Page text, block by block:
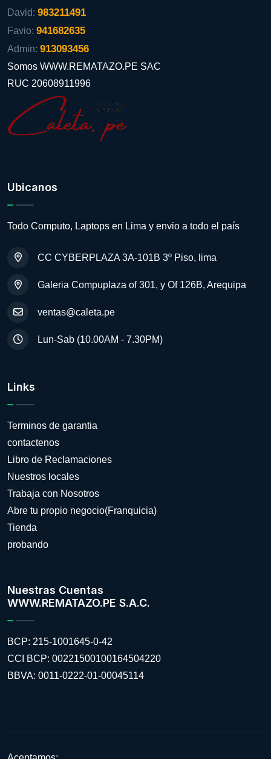
David: 983211491
Favio: 941682635
Admin: 913093456
Somos WWW.REMATAZO.PE SAC
RUC 20608911996
Ubicanos
Todo Computo, Laptops en Lima y envio a todo el país
CC CYBERPLAZA 3A-101B 3º Piso, lima
Galeria Compuplaza of 301, y Of 126B, Arequipa
ventas@caleta.pe
Lun-Sab (10.00AM - 7.30PM)
Links
Terminos de garantia
contactenos
Libro de Reclamaciones
Nuestros locales
Trabaja con Nosotros
Abre tu propio negocio(Franquicia)
Tienda
probando
Nuestras Cuentas
WWW.REMATAZO.PE S.A.C.
BCP: 215-1001645-0-42
CCI BCP: 00221500100164504220
BBVA: 0011-0222-01-00045114